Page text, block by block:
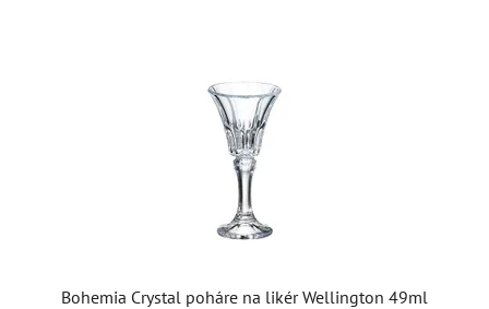
Bohemia Crystal poháre na likér Wellington 49ml